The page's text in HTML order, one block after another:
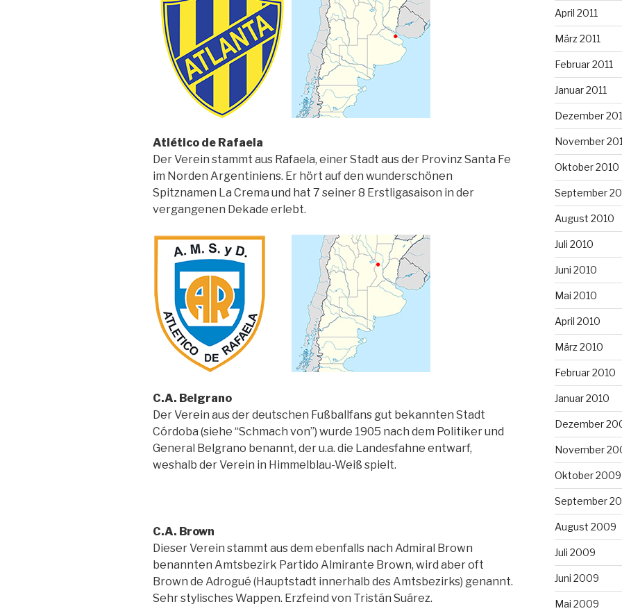
Atlético de Rafaela
Der Verein stammt aus Rafaela, einer Stadt aus der Provinz Santa Fe
im Norden Argentiniens. Er hört auf den wunderschönen
Spitznamen La Crema und hat 7 seiner 8 Erstligasaison in der
vergangenen Dekade erlebt.
C.A. Belgrano
Der Verein aus der deutschen Fußballfans gut bekannten Stadt
Córdoba (siehe “Schmach von”) wurde 1905 nach dem Politiker und
General Belgrano benannt, der u.a. die Landesfahne entwarf,
weshalb der Verein in Himmelblau-Weiß spielt.
C.A. Brown
Dieser Verein stammt aus dem ebenfalls nach Admiral Brown
benannten Amtsbezirk Partido Almirante Brown, wird aber oft
Brown de Adrogué (Hauptstadt innerhalb des Amtsbezirks) genannt.
Sehr stylisches Wappen. Erzfeind von Tristán Suárez.
April 2011
März 2011
Februar 2011
Januar 2011
Dezember
November
Oktober 2010
September
August 2010
Juli 2010
Juni 2010
Mai 2010
April 2010
März 2010
Februar 2010
Januar 2010
Dezember
November
Oktober 2009
September
August 2009
Juli 2009
Juni 2009
Mai 2009